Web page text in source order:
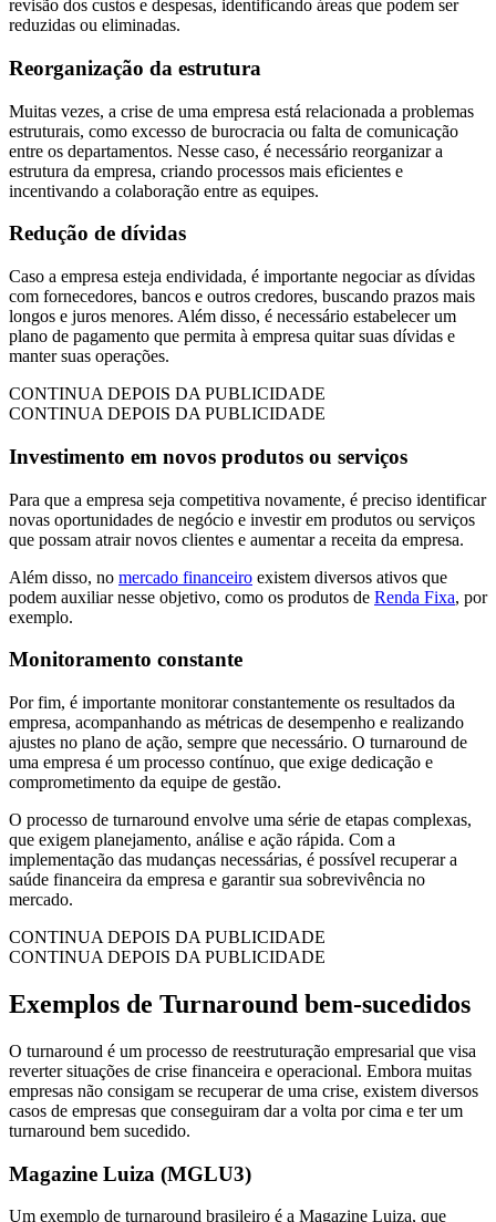
revisão dos custos e despesas, identificando áreas que podem ser
reduzidas ou eliminadas.
Reorganização da estrutura
Muitas vezes, a crise de uma empresa está relacionada a problemas
estruturais, como excesso de burocracia ou falta de comunicação
entre os departamentos. Nesse caso, é necessário reorganizar a
estrutura da empresa, criando processos mais eficientes e
incentivando a colaboração entre as equipes.
Redução de dívidas
Caso a empresa esteja endividada, é importante negociar as dívidas
com fornecedores, bancos e outros credores, buscando prazos mais
longos e juros menores. Além disso, é necessário estabelecer um
plano de pagamento que permita à empresa quitar suas dívidas e
manter suas operações.
CONTINUA DEPOIS DA PUBLICIDADE
CONTINUA DEPOIS DA PUBLICIDADE
Investimento em novos produtos ou serviços
Para que a empresa seja competitiva novamente, é preciso identificar
novas oportunidades de negócio e investir em produtos ou serviços
que possam atrair novos clientes e aumentar a receita da empresa.
Além disso, no mercado financeiro existem diversos ativos que
podem auxiliar nesse objetivo, como os produtos de Renda Fixa, por
exemplo.
Monitoramento constante
Por fim, é importante monitorar constantemente os resultados da
empresa, acompanhando as métricas de desempenho e realizando
ajustes no plano de ação, sempre que necessário. O turnaround de
uma empresa é um processo contínuo, que exige dedicação e
comprometimento da equipe de gestão.
O processo de turnaround envolve uma série de etapas complexas,
que exigem planejamento, análise e ação rápida. Com a
implementação das mudanças necessárias, é possível recuperar a
saúde financeira da empresa e garantir sua sobrevivência no
mercado.
CONTINUA DEPOIS DA PUBLICIDADE
CONTINUA DEPOIS DA PUBLICIDADE
Exemplos de Turnaround bem-sucedidos
O turnaround é um processo de reestruturação empresarial que visa
reverter situações de crise financeira e operacional. Embora muitas
empresas não consigam se recuperar de uma crise, existem diversos
casos de empresas que conseguiram dar a volta por cima e ter um
turnaround bem sucedido.
Magazine Luiza (MGLU3)
Um exemplo de turnaround brasileiro é a Magazine Luiza, que